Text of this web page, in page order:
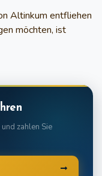
Altinkum entfliehen
möchten, ist
zahlen Sie